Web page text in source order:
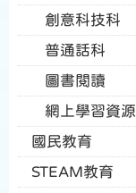
創意科技科
普通話科
圖書閱讀
網上學習資源
國民教育
STEAM教育